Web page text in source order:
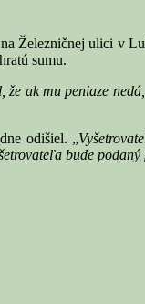
Železničnej ulici v
sumu.
ak mu peniaze
odišiel. „
bude podaný